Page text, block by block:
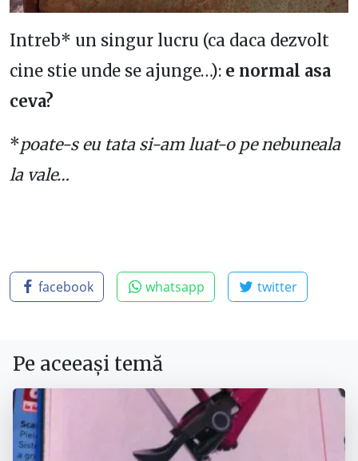
Intreb* un singur lucru (ca daca dezvolt
cine stie unde se ajunge…): e normal asa
ceva?
*poate-s eu tata si-am luat-o pe nebuneala
la vale…
facebook whatsapp twitter
Pe aceeași temă